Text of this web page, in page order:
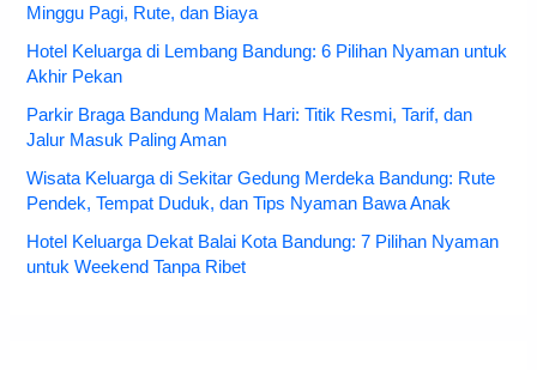
Minggu Pagi, Rute, dan Biaya
Hotel Keluarga di Lembang Bandung: 6 Pilihan Nyaman untuk
Akhir Pekan
Parkir Braga Bandung Malam Hari: Titik Resmi, Tarif, dan
Jalur Masuk Paling Aman
Wisata Keluarga di Sekitar Gedung Merdeka Bandung: Rute
Pendek, Tempat Duduk, dan Tips Nyaman Bawa Anak
Hotel Keluarga Dekat Balai Kota Bandung: 7 Pilihan Nyaman
untuk Weekend Tanpa Ribet